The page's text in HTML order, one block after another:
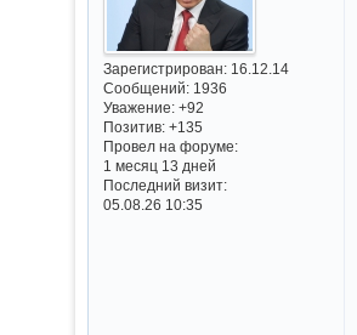
Зарегистрирован: 16.12.14
Сообщений:1936
Уважение: +92
Позитив: +135
Провел на форуме:
1 месяц 13 дней
Последний визит:
05.08.26 10:35